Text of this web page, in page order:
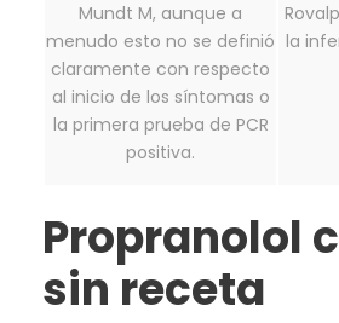
Mundt M, aunque a
menudo esto no se definió
claramente con respecto
al inicio de los síntomas o
la primera prueba de PCR
positiva.
la
Propranolol
sin receta